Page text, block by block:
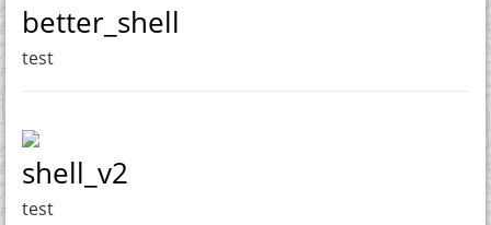
better_shell
test
shell_v2
test